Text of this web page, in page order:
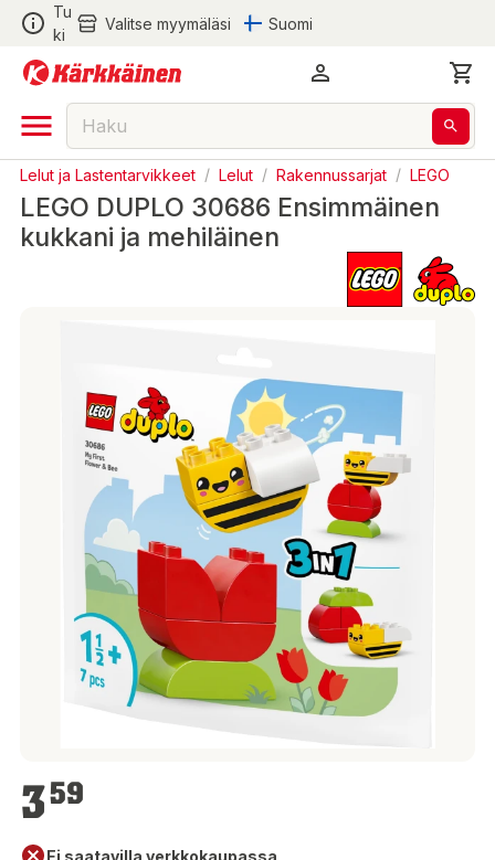
Tu
ki
Valitse myymäläsi Suomi
Lelut ja Lastentarvikkeet / Lelut / Rakennussarjat / LEGO
LEGO DUPLO 30686 Ensimmäinen
kukkani ja mehiläinen
3,59 €
359
Ei saatavilla verkkokaupassa